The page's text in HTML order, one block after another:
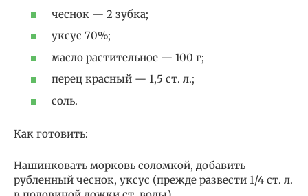
чеснок — 2 зубка;
уксус 70%;
масло растительное — 100 г;
перец красный — 1,5 ст. л.;
соль.
Как готовить:
Нашинковать морковь соломкой, добавить
рубленный чеснок, уксус (прежде развести 1/4 ст. л.